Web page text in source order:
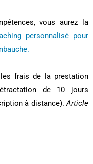
vous aurez la
personnalisé pour
frais de la prestation
de 10 jours
à distance).Article